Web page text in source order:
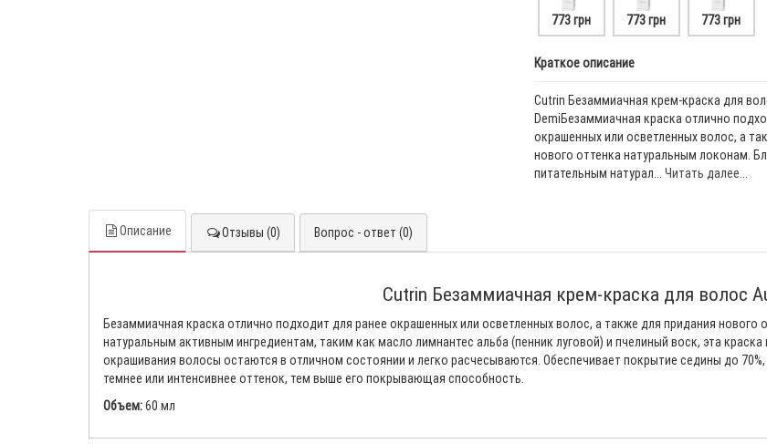
773 грн 773 грн 773 грн
Краткое описание
Cutrin Безаммиачная крем-краска для
DemiБезаммиачная краска отлично
окрашенных или осветленных волос, а
нового оттенка натуральным локонам.
питательным натурал... Читать далее...
Описание Отзывы (0) Вопрос - ответ (0)
Cutrin Безаммиачная крем-краска для волос
Безаммиачная краска отлично подходит для ранее окрашенных или осветленных волос, а также для придания
натуральным активным ингредиентам, таким как масло лимнантес альба (пенник луговой) и пчелиный воск, эта
окрашивания волосы остаются в отличном состоянии и легко расчесываются. Обеспечивает покрытие седины до
темнее или интенсивнее оттенок, тем выше его покрывающая способность.
Объем:60 мл